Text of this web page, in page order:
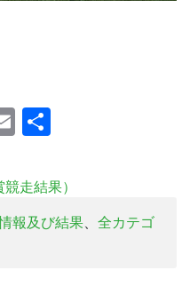
Email
走結果）
報及び結果、 全カテゴ